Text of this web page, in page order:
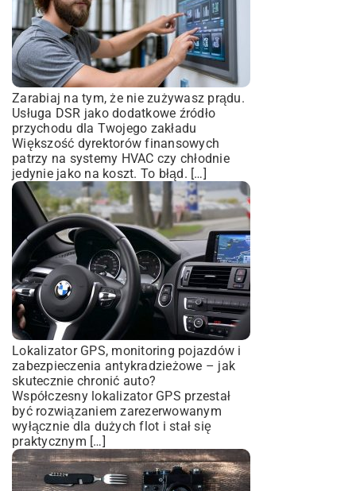
Zarabiaj na tym, że nie zużywasz prądu.
Usługa DSR jako dodatkowe źródło
przychodu dla Twojego zakładu
Większość dyrektorów finansowych
patrzy na systemy HVAC czy chłodnie
jedynie jako na koszt. To błąd. […]
Lokalizator GPS, monitoring pojazdów i
zabezpieczenia antykradzieżowe – jak
skutecznie chronić auto?
Współczesny lokalizator GPS przestał
być rozwiązaniem zarezerwowanym
wyłącznie dla dużych flot i stał się
praktycznym […]